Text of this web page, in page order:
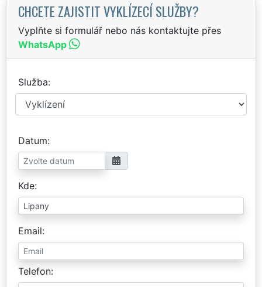
CHCETE ZAJISTIT VYKLÍZECÍ SLUŽBY?
Vyplňte si formulář nebo nás kontaktujte přes
WhatsApp
Služba
Datum
Kde
Email
Telefon